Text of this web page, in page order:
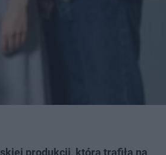
produkcji, która trafiła na